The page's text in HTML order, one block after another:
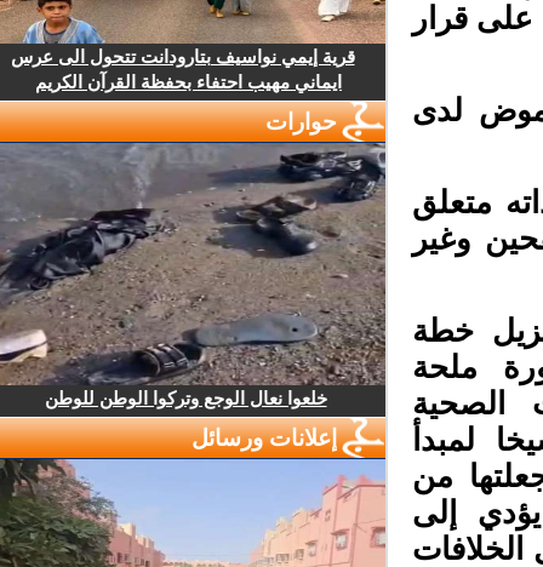
التلقيح ضد كوفيد 19 بناء على قرار
لدى
متعلق
وغير
خطة
ملحة
الصحية
لمبدأ
من
إلى
قرية إيمي نواسيف بتارودانت تتحول الى عرس
ايماني مهيب احتفاء بحفظة القرآن الكريم
حوارات
خلعوا نعال الوجع وتركوا الوطن للوطن
إعلانات ورسائل